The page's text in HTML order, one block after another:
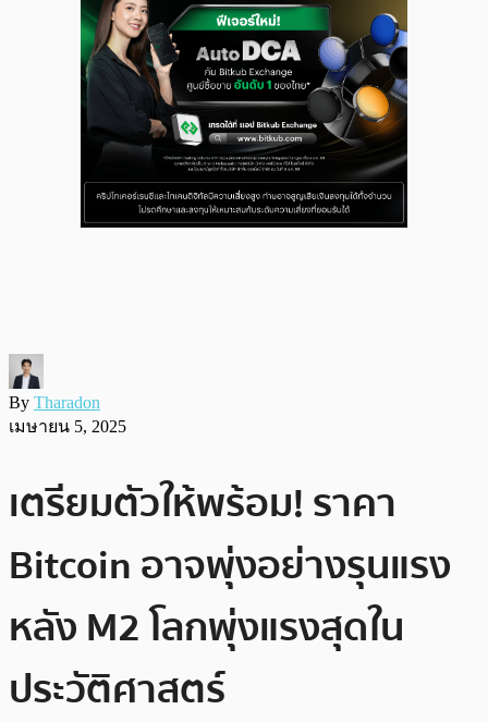
By Tharadon
เมษายน 5, 2025
เตรียมตัวให้พร้อม! ราคา
Bitcoin อาจพุ่งอย่างรุนแรง
หลัง M2 โลกพุ่งแรงสุดใน
ประวัติศาสตร์